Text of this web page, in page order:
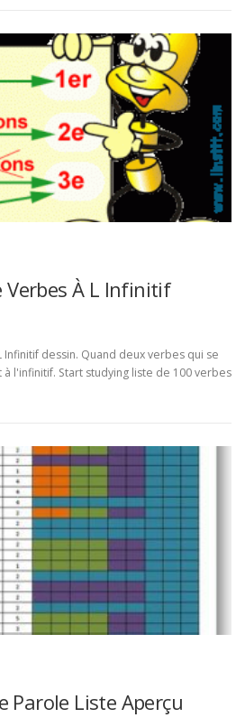
Verbes À L Infinitif
Infinitif dessin. Quand deux verbes qui se
l'infinitif. Start studying liste de 100 verbes
Parole Liste Aperçu